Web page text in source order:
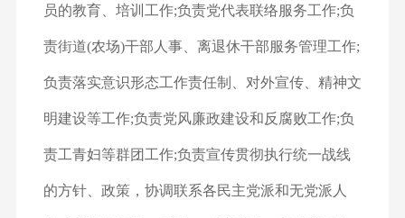
员的教育、培训工作;负责党代表联络服务工作;负
责街道(农场)干部人事、离退休干部服务管理工作;
负责落实意识形态工作责任制、对外宣传、精神文
明建设等工作;负责党风廉政建设和反腐败工作;负
责工青妇等群团工作;负责宣传贯彻执行统一战线
的方针、政策，协调联系各民主党派和无党派人